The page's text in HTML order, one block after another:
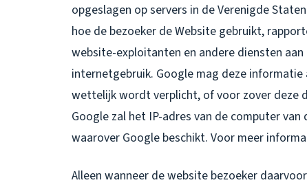
opgeslagen op servers in de Verenigde
hoe de bezoeker de Website gebruikt,
website-exploitanten en andere diensten
internetgebruik. Google mag deze
wettelijk wordt verplicht, of voor zover deze
Google zal het IP-adres van de computer
waarover Google beschikt. Voor meer
Alleen wanneer de website bezoeker